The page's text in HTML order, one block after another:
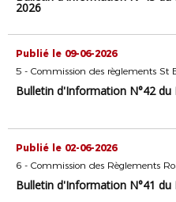
2026
Publié le 09-06-2026
5 - Commission des règlements St
Bulletin d'Information N°42 du
Publié le 02-06-2026
6 - Commission des Règlements
Bulletin d'Information N°41 du